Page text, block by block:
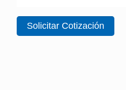
Solicitar Cotización